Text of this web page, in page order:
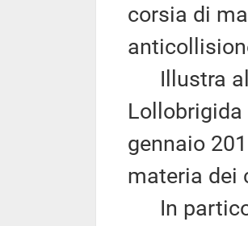
corsia di
Illustra
gennaio
materia dei
In